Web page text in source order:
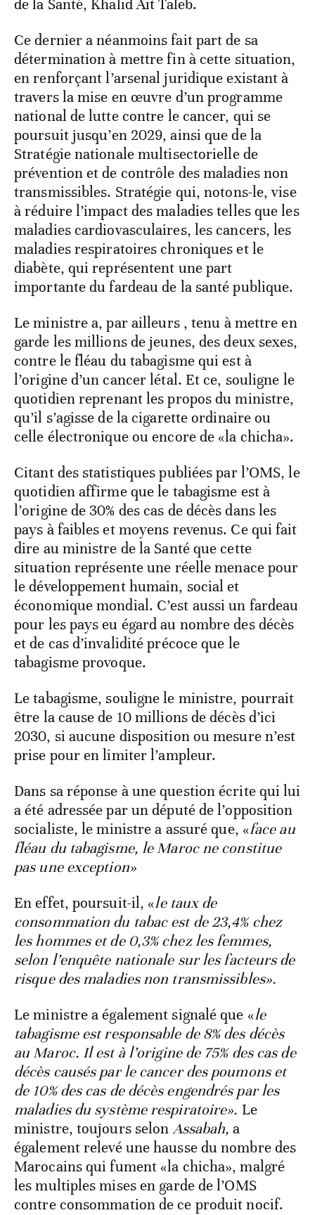
de la Santé, Khalid Ait Taleb.
Ce dernier a néanmoins fait part de sa
détermination à mettre fin à cette situation,
en renforçant l’arsenal juridique existant à
travers la mise en œuvre d’un programme
national de lutte contre le cancer, qui se
poursuit jusqu’en 2029, ainsi que de la
Stratégie nationale multisectorielle de
prévention et de contrôle des maladies non
transmissibles. Stratégie qui, notons-le, vise
à réduire l’impact des maladies telles que les
maladies cardiovasculaires, les cancers, les
maladies respiratoires chroniques et le
diabète, qui représentent une part
importante du fardeau de la santé publique.
Le ministre a, par ailleurs , tenu à mettre en
garde les millions de jeunes, des deux sexes,
contre le fléau du tabagisme qui est à
l’origine d’un cancer létal. Et ce, souligne le
quotidien reprenant les propos du ministre,
qu’il s’agisse de la cigarette ordinaire ou
celle électronique ou encore de «la chicha».
Citant des statistiques publiées par l’OMS, le
quotidien affirme que le tabagisme est à
l’origine de 30% des cas de décès dans les
pays à faibles et moyens revenus. Ce qui fait
dire au ministre de la Santé que cette
situation représente une réelle menace pour
le développement humain, social et
économique mondial. C’est aussi un fardeau
pour les pays eu égard au nombre des décès
et de cas d’invalidité précoce que le
tabagisme provoque.
Le tabagisme, souligne le ministre, pourrait
être la cause de 10 millions de décès d’ici
2030, si aucune disposition ou mesure n’est
prise pour en limiter l’ampleur.
Dans sa réponse à une question écrite qui lui
a été adressée par un député de l’opposition
socialiste, le ministre a assuré que, «face au
fléau du tabagisme, le Maroc ne constitue
pas une exception»
En effet, poursuit-il, «le taux de
consommation du tabac est de 23,4% chez
les hommes et de 0,3% chez les femmes,
selon l’enquête nationale sur les facteurs de
risque des maladies non transmissibles».
Le ministre a également signalé que «le
tabagisme est responsable de 8% des décès
au Maroc. Il est à l’origine de 75% des cas de
décès causés par le cancer des poumons et
de 10% des cas de décès engendrés par les
maladies du système respiratoire». Le
ministre, toujours selonAssabah,a
également relevé une hausse du nombre des
Marocains qui fument «la chicha», malgré
les multiples mises en garde de l’OMS
contre consommation de ce produit nocif.